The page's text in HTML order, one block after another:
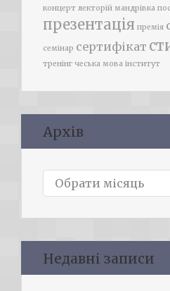
концерт лекторій мандрівка
презентація премія
семінар сертифікат
тренінг чеська мова інститут
Архів
Архів
Недавні записи